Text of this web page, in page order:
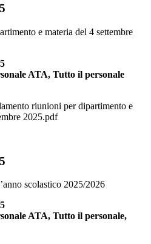
e materia del 4 settembre
ATA, Tutto il personale
riunioni per dipartimento e
2025.pdf
scolastico 2025/2026
ATA, Tutto il personale,